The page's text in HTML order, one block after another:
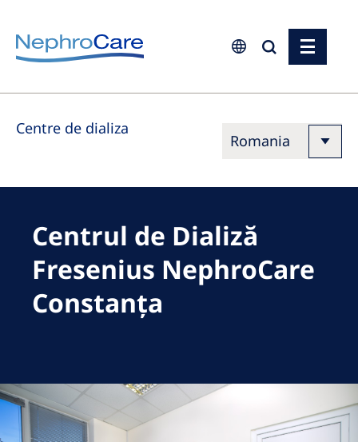
Europe
Czech Republic
Germany
Italy
Netherlands
Poland
Russia
Serbia
Centre de dializa
Centrul de Dializă
Fresenius NephroCare
Constanța